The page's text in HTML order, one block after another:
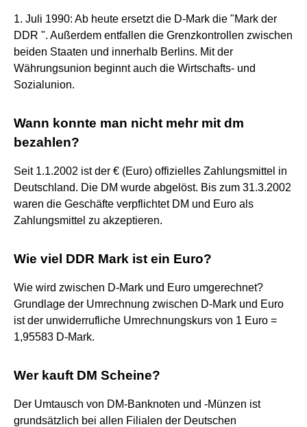
1. Juli 1990: Ab heute ersetzt die D-Mark die "Mark der
DDR ". Außerdem entfallen die Grenzkontrollen zwischen
beiden Staaten und innerhalb Berlins. Mit der
Währungsunion beginnt auch die Wirtschafts- und
Sozialunion.
Wann konnte man nicht mehr mit dm
bezahlen?
Seit 1.1.2002 ist der € (Euro) offizielles Zahlungsmittel in
Deutschland. Die DM wurde abgelöst. Bis zum 31.3.2002
waren die Geschäfte verpflichtet DM und Euro als
Zahlungsmittel zu akzeptieren.
Wie viel DDR Mark ist ein Euro?
Wie wird zwischen D-Mark und Euro umgerechnet?
Grundlage der Umrechnung zwischen D-Mark und Euro
ist der unwiderrufliche Umrechnungskurs von 1 Euro =
1,95583 D-Mark.
Wer kauft DM Scheine?
Der Umtausch von DM-Banknoten und -Münzen ist
grundsätzlich bei allen Filialen der Deutschen